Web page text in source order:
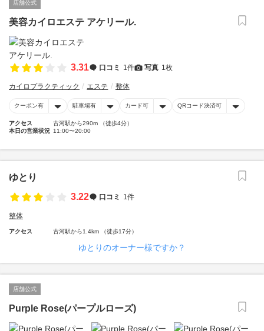
店舗公式
美容カイロエステ アケリール.
3.31 口コミ 1件 写真 1枚
カイロプラクティック エステ 整体
クーポン有 駐車場有 カード可 QRコード決済可
アクセス
古河駅から290m （徒歩4分）
本日の営業状況 11:00〜20:00
ゆとり
3.22
口コミ 1件
整体
アクセス 古河駅から1.4km （徒歩17分）
ゆとりのオーナー様ですか？
店舗公式
Purple Rose(パープルローズ)